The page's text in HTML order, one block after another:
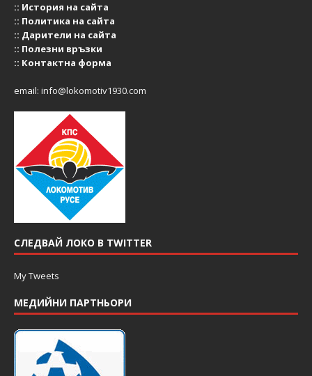
:: История на сайта
:: Политика на сайта
:: Дарители на сайта
:: Полезни връзки
:: Контактна форма
email: info@lokomotiv1930.com
СЛЕДВАЙ ЛОКО В TWITTER
My Tweets
МЕДИЙНИ ПАРТНЬОРИ